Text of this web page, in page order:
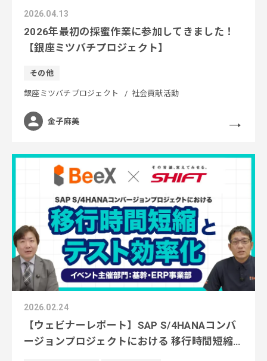
2026.04.13
2026年最初の採蜜作業に参加してきました！
【銀座ミツバチプロジェクト】
その他
銀座ミツバチプロジェクト 社会貢献活動
金子麻美
2026.02.24
【ウェビナーレポート】SAP S/4HANAコンバ
ージョンプロジェクトにおける 移行時間短縮